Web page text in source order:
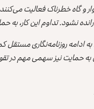
و گاه خطرناک فعالیت
نشود. تداوم این کار،
به ادامه روزنامه‌نگاری
حمایت نیز سهمی مهم در